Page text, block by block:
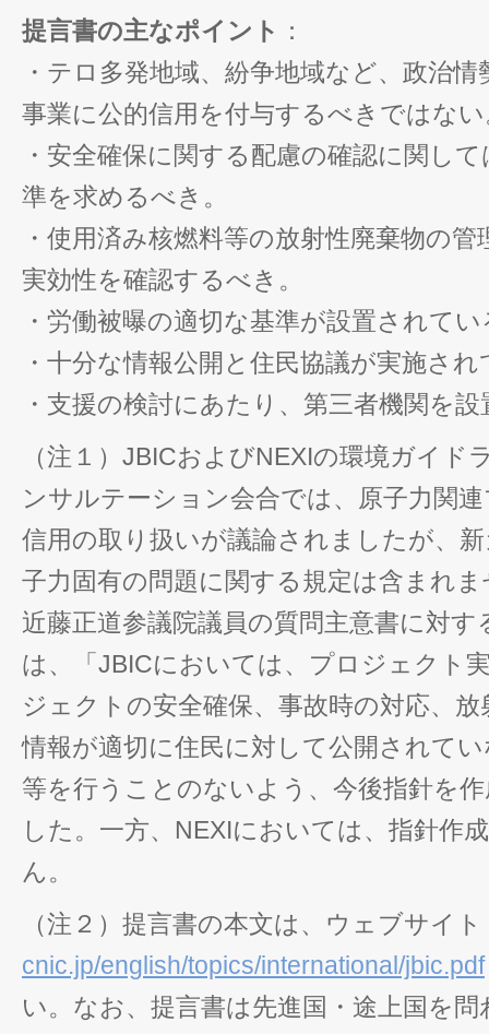
提言書の主なポイント ：
・テロ多発地域、紛争地域など、政治
事業に公的信用を付与するべきではな
・安全確保に関する配慮の確認に関し
準を求めるべき。
・使用済み核燃料等の放射性廃棄物の
実効性を確認するべき。
・労働被曝の適切な基準が設置されて
・十分な情報公開と住民協議が実施さ
・支援の検討にあたり、第三者機関を
（注１）JBICおよびNEXIの環境ガイド
ンサルテーション会合では、原子力関
信用の取り扱いが議論されましたが、
子力固有の問題に関する規定は含まれ
近藤正道参議院議員の質問主意書に対す
は、「JBICにおいては、プロジェクト
ジェクトの安全確保、事故時の対応、
情報が適切に住民に対して公開されて
等を行うことのないよう、今後指針を
した。一方、NEXIにおいては、指針作
ん。
（注２）提言書の本文は、ウェブサイト
cnic.jp/english/topics/international/jbic.pdf
い。なお、提言書は先進国・途上国を